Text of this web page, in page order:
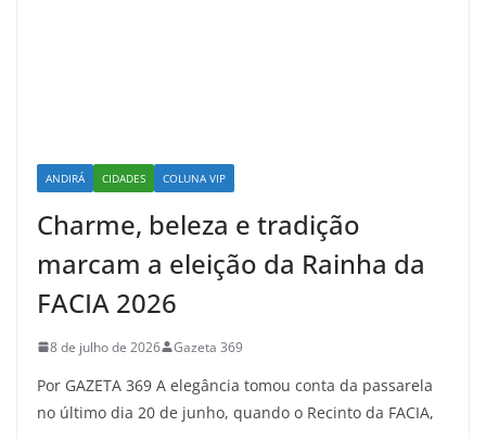
ANDIRÁ CIDADES COLUNA VIP
Charme, beleza e tradição
marcam a eleição da Rainha da
FACIA 2026
8 de julho de 2026 Gazeta 369
Por GAZETA 369 A elegância tomou conta da passarela
no último dia 20 de junho, quando o Recinto da FACIA,